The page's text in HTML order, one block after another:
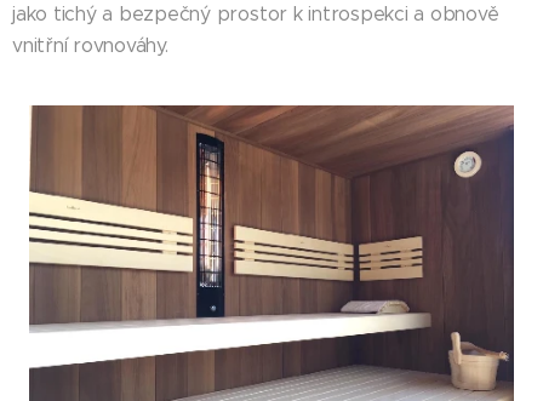
jako tichý a bezpečný prostor k introspekci a obnově
vnitřní rovnováhy.